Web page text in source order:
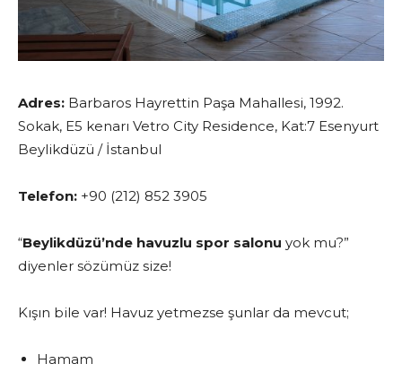
Adres: Barbaros Hayrettin Paşa Mahallesi, 1992.
Sokak, E5 kenarı Vetro City Residence, Kat:7 Esenyurt
Beylikdüzü / İstanbul
Telefon: +90 (212) 852 3905
“Beylikdüzü’nde havuzlu spor salonu yok mu?”
diyenler sözümüz size!
Kışın bile var! Havuz yetmezse şunlar da mevcut;
Hamam